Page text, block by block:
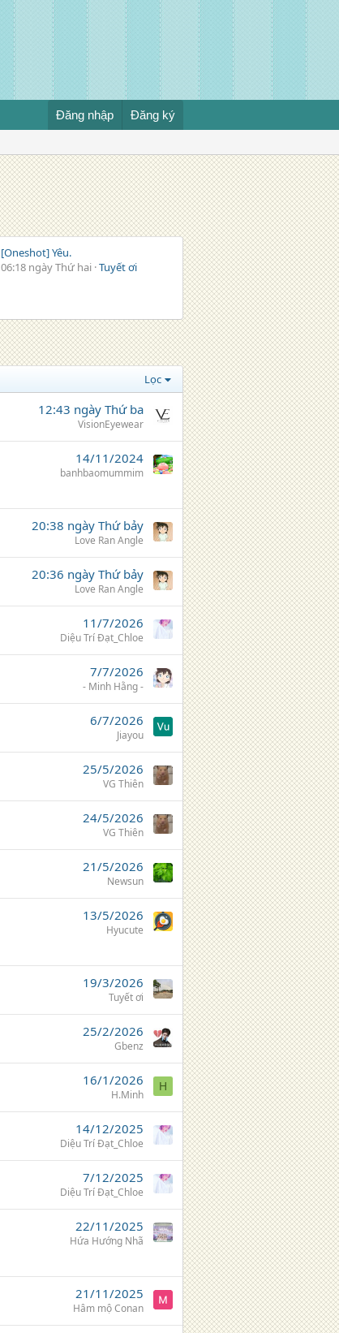
Đăng nhập Đăng ký
[Oneshot] Yêu.
06:18 ngày Thứ hai Tuyết ơi
Lọc
12:43 ngày Thứ ba
VisionEyewear
14/11/2024
banhbaomummim
20:38 ngày Thứ bảy
Love Ran Angle
20:36 ngày Thứ bảy
Love Ran Angle
11/7/2026
Diệu Trí Đạt_Chloe
7/7/2026
- Minh Hằng -
6/7/2026
Jiayou
25/5/2026
VG Thiên
24/5/2026
VG Thiên
21/5/2026
Newsun
13/5/2026
Hyucute
19/3/2026
Tuyết ơi
25/2/2026
Gbenz
16/1/2026
H.Minh
H
14/12/2025
Diệu Trí Đạt_Chloe
7/12/2025
Diệu Trí Đạt_Chloe
22/11/2025
Hứa Hướng Nhã
21/11/2025
Hâm mộ Conan